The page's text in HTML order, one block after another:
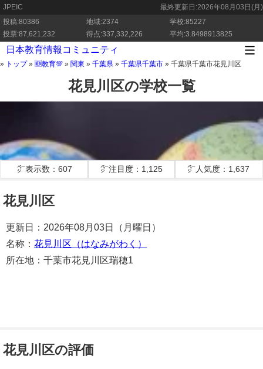
JPEIC 最終更新日:2026年08月03日(月)
投稿:80386
地域:2374
学校:85227
投票:87,621,232
得点:337,332,226 平均:3.8498913825
日本教育情報コミュニティ
» トップ» 🆕教育💯 » 関東 » 千葉県 » 千葉県千葉市 » 千葉県千葉市花見川区
花見川区の学校一覧
㌻表示数：607 ㌻注目度：1,125 ㌻人気度：1,637
花見川区
更新日：2026年08月03日（月曜日）
名称： 花見川区（はなみがわく）
所在地：千葉市花見川区瑞穂1
花見川区の評価